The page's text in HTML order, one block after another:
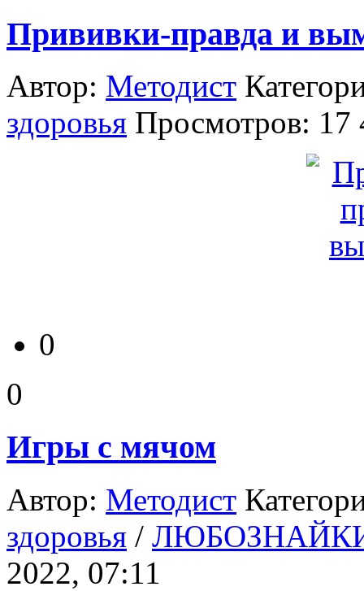
Прививки-правда и
Автор: Методист
здоровья Просмотров:
0
0
Игры с мячом
Автор: Методист
здоровья /
2022, 07:11